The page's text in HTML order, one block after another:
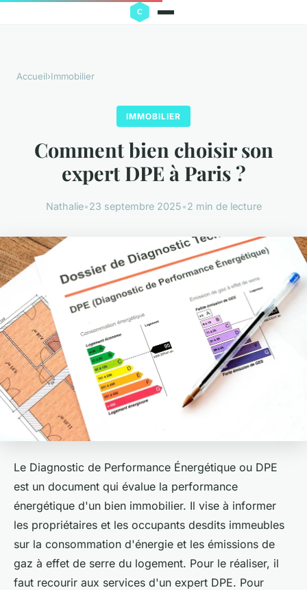
Accueil›Immobilier
IMMOBILIER
Comment bien choisir son
expert DPE à Paris ?
Nathalie•23 septembre 2025•2 min de lecture
Le Diagnostic de Performance Énergétique ou DPE
est un document qui évalue la performance
énergétique d'un bien immobilier. Il vise à informer
les propriétaires et les occupants desdits immeubles
sur la consommation d'énergie et les émissions de
gaz à effet de serre du logement. Pour le réaliser, il
faut recourir aux services d'un expert DPE. Pour